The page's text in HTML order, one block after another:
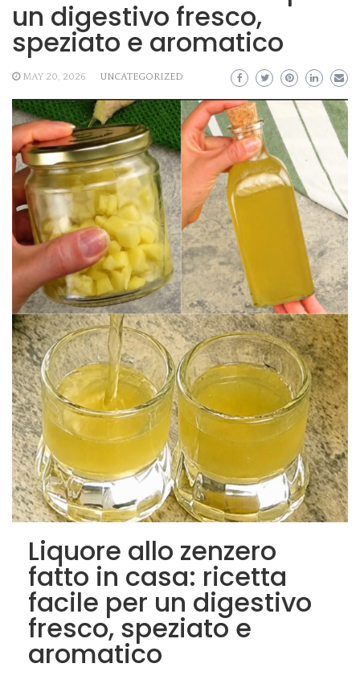
un digestivo fresco,
speziato e aromatico
MAY 20, 2026 UNCATEGORIZED
Liquore allo zenzero
fatto in casa: ricetta
facile per un digestivo
fresco, speziato e
aromatico